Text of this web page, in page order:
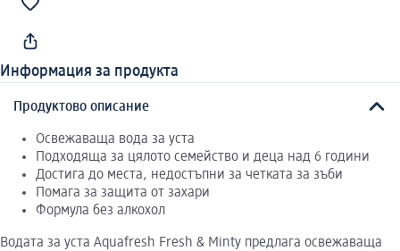
Информация за продукта
Продуктово описание
Освежаваща вода за уста
Подходяща за цялото семейство и деца над 6 години
Достига до места, недостъпни за четката за зъби
Помага за защита от захари
Формула без алкохол
Водата за уста Aquafresh Fresh & Minty предлага освежаваща